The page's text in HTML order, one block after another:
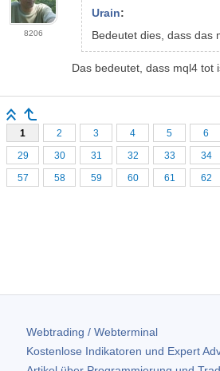
8206
Urain:
Bedeutet dies, dass das
Das bedeutet, dass mql4 tot
1 2 3 4 5 6
29
30 31 32 33 34
57
58 59 60 61 62
Webtrading / Webterminal
Kostenlose Indikatoren und Expert